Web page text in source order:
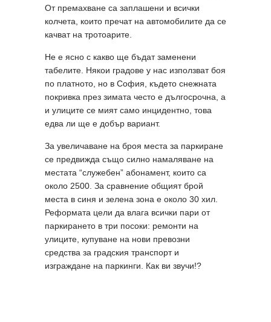
От премахване са заплашени и всички
колчета, които пречат на автомобилите да се
качват на тротоарите.
Не е ясно с какво ще бъдат заменени
табелите. Някои градове у нас използват боя
по платното, но в София, където снежната
покривка през зимата често е дългосрочна, а
и улиците се мият само инцидентно, това
едва ли ще е добър вариант.
За увеличаване на броя места за паркиране
се предвижда също силно намаляване на
местата “служебен” абонамент, които са
около 2500. За сравнение общият брой
места в синя и зелена зона е около 30 хил.
Реформата цели да влага всички пари от
паркирането в три посоки: ремонти на
улиците, купуване на нови превозни
средства за градския транспорт и
изграждане на паркинги. Как ви звучи!?